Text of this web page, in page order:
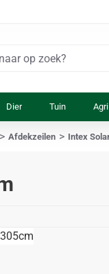
Dier Tuin Agri
Afdekzeilen Intex